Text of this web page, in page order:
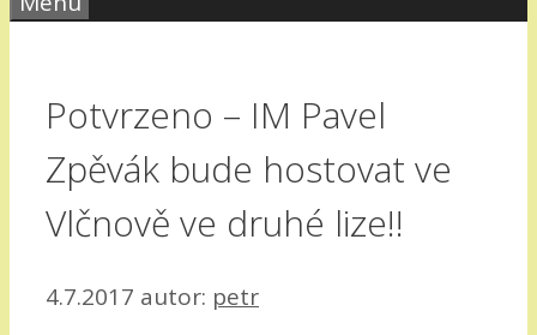
Potvrzeno – IM Pavel
Zpěvák bude hostovat ve
Vlčnově ve druhé lize!!
4.7.2017 autor: petr